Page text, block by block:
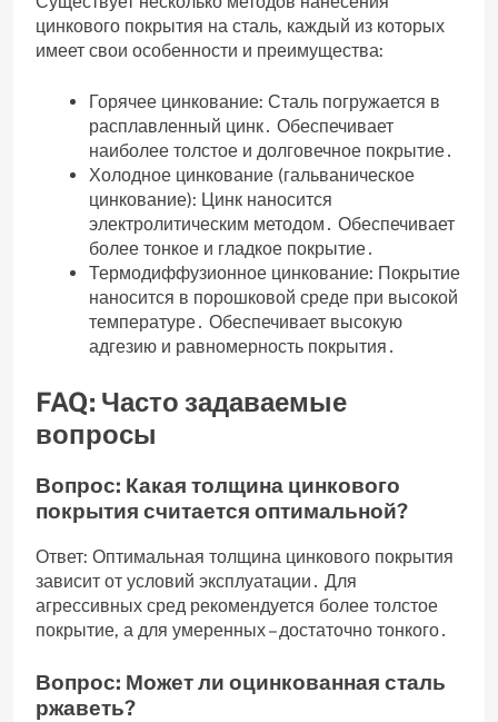
цинкового покрытия на сталь‚ каждый из которых
имеет свои особенности и преимущества:
Горячее цинкование: Сталь погружается в
расплавленный цинк․ Обеспечивает
наиболее толстое и долговечное покрытие․
Холодное цинкование (гальваническое
цинкование): Цинк наносится
электролитическим методом․ Обеспечивает
более тонкое и гладкое покрытие․
Термодиффузионное цинкование: Покрытие
наносится в порошковой среде при высокой
температуре․ Обеспечивает высокую
адгезию и равномерность покрытия․
FAQ: Часто задаваемые
вопросы
Вопрос: Какая толщина цинкового
покрытия считается оптимальной?
Ответ: Оптимальная толщина цинкового покрытия
зависит от условий эксплуатации․ Для
агрессивных сред рекомендуется более толстое
покрытие‚ а для умеренных – достаточно тонкого․
Вопрос: Может ли оцинкованная сталь
ржаветь?